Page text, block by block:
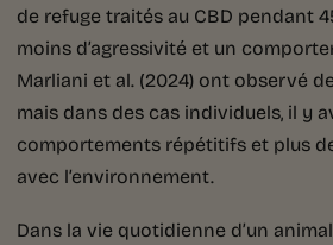
de refuge traités au CBD pendant
moins d’agressivité et un
Marliani et al. (2024) ont observé
mais dans des cas individuels, il y
comportements répétitifs et plus
avec l’environnement.
Dans la vie quotidienne d’un